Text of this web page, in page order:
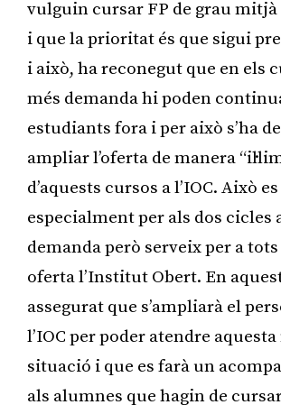
vulguin cursar FP de grau
i que la prioritat és que sigui
i això, ha reconegut que en els
més demanda hi poden
estudiants fora i per això s’ha
ampliar l’oferta de manera
d’aquests cursos a l’IOC. Això
especialment per als dos cicles
demanda però serveix per a
oferta l’Institut Obert. En
assegurat que s’ampliarà el
l’IOC per poder atendre
situació i que es farà un
als alumnes que hagin de